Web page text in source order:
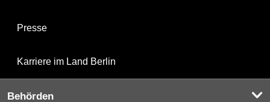
Presse
Karriere im Land Berlin
Behörden